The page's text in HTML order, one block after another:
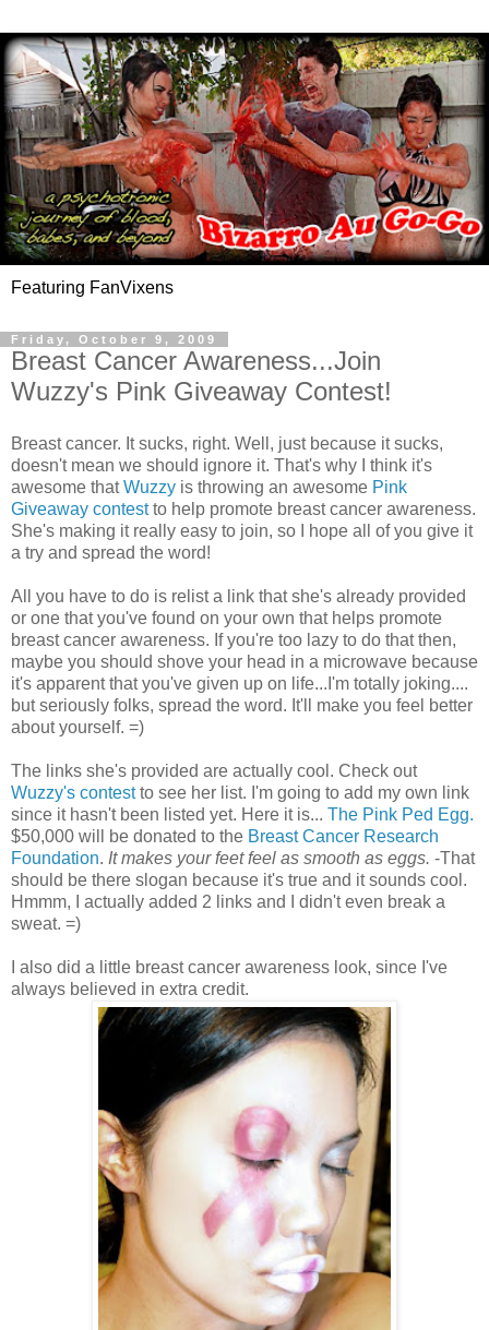
Featuring FanVixens
Friday, October 9, 2009
Breast Cancer Awareness...Join
Wuzzy's Pink Giveaway Contest!
Breast cancer. It sucks, right. Well, just because it sucks,
doesn't mean we should ignore it. That's why I think it's
awesome thatWuzzy is throwing an awesome Pink
Giveaway contestto help promote breast cancer awareness.
She's making it really easy to join, so I hope all of you give it
a try and spread the word!
All you have to do is relist a link that she's already provided
or one that you've found on your own that helps promote
breast cancer awareness. If you're too lazy to do that then,
maybe you should shove your head in a microwave because
it's apparent that you've given up on life...I'm totally joking....
but seriously folks, spread the word. It'll make you feel better
about yourself. =)
The links she's provided are actually cool. Check out
Wuzzy's contestto see her list. I'm going to add my own link
since it hasn't been listed yet. Here it is... The Pink Ped Egg.
$50,000 will be donated to the Breast Cancer Research
Foundation. It makes your feet feel as smooth as eggs. -That
should be there slogan because it's true and it sounds cool.
Hmmm, I actually added 2 links and I didn't even break a
sweat. =)
I also did a little breast cancer awareness look, since I've
always believed in extra credit.